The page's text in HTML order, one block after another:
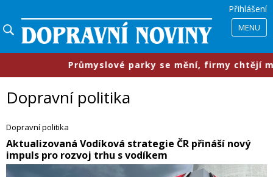
Přihlášení
MENU
parky se mění, firmy chtějí menší prostory,
Dopravní politika
Dopravní politika
Aktualizovaná Vodíková strategie ČR přináší nový
impuls pro rozvoj trhu s vodíkem